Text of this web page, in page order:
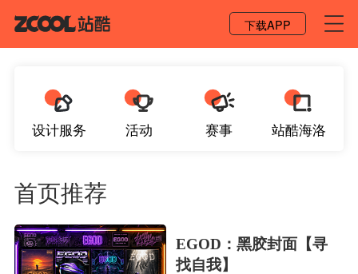
下载APP
设计服务 活动 赛事 站酷海洛
首页推荐
EGOD：黑胶封面【寻
找自我】